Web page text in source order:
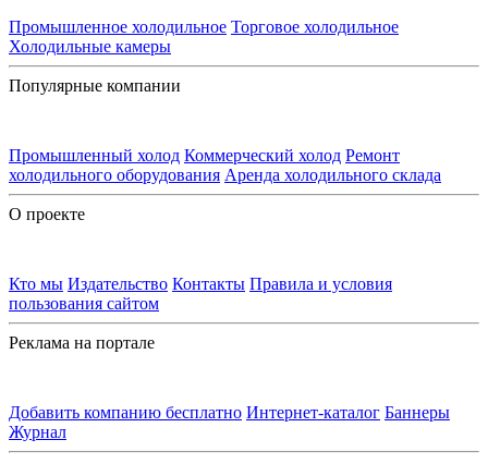
Промышленное холодильное Торговое холодильное
Холодильные камеры
Популярные компании
Промышленный холод Коммерческий холод Ремонт
холодильного оборудования Аренда холодильного склада
О проекте
Кто мы Издательство Контакты Правила и условия
пользования сайтом
Реклама на портале
Добавить компанию бесплатно Интернет-каталог Баннеры
Журнал